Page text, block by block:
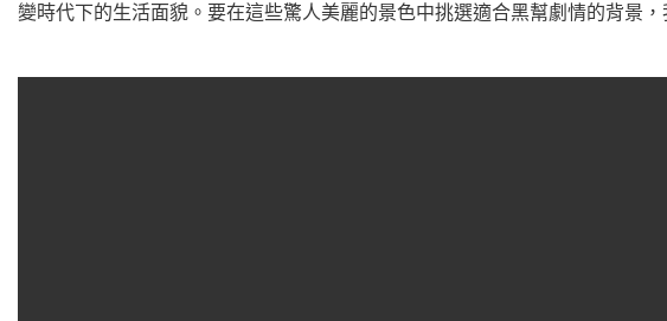
變時代下的生活面貌。要在這些驚人美麗的景色中挑選適合黑幫劇情的背景，